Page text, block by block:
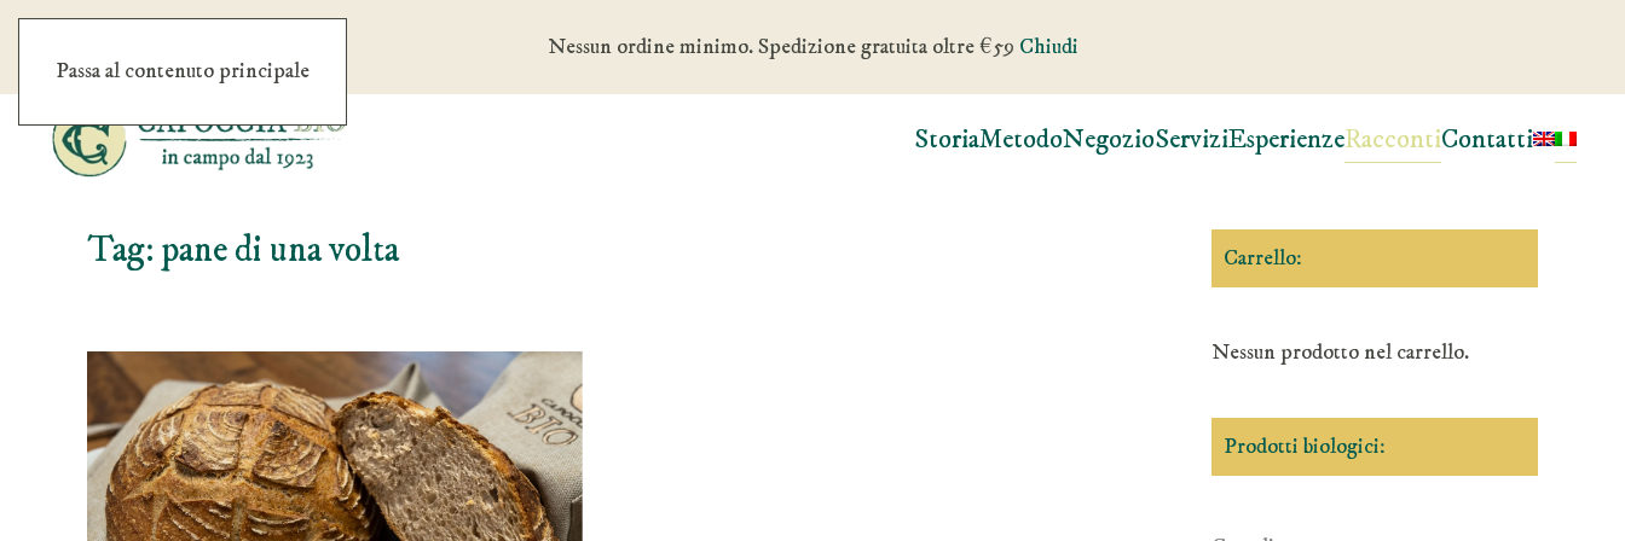
Nessun ordine minimo. Spedizione gratuita oltre €59 Chiudi
Passa al contenuto principale
StoriaMetodoNegozioServiziEsperienzeRaccontiContatti
Tag: pane di una volta Carrello:
Nessun prodotto nel carrello.
Prodotti biologici: